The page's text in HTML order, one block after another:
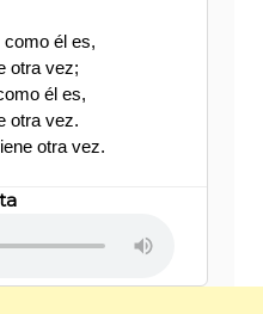
él es,
otra vez;
él es,
otra vez.
otra vez.